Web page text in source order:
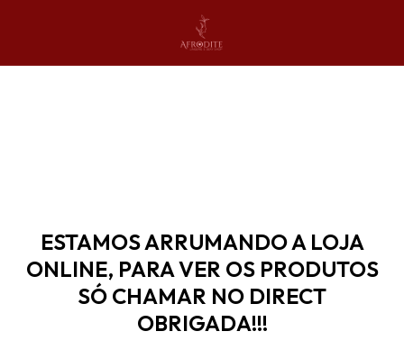
ESTAMOS ARRUMANDO A LOJA
ONLINE, PARA VER OS PRODUTOS
SÓ CHAMAR NO DIRECT
OBRIGADA!!!